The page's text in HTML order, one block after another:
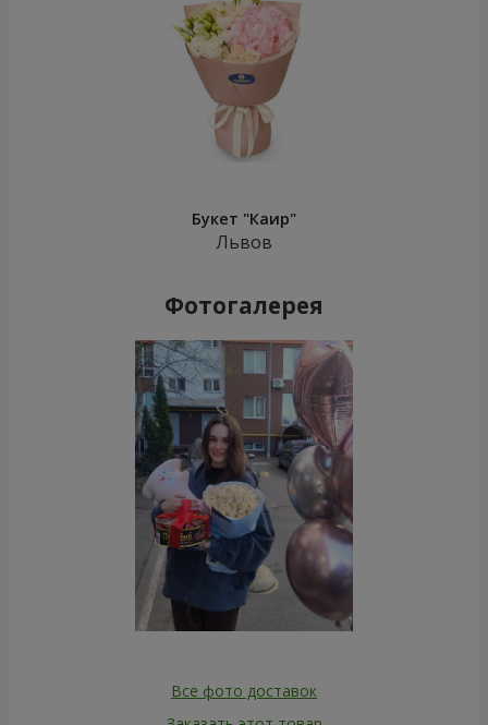
Букет "Каир"
Львов
Фотогалерея
Все фото доставок